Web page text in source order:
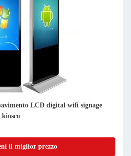
con visualizzatore video
wifi remota
il miglior prezzo